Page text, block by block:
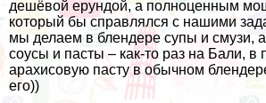
дешёвой ерундой, а полноценным
который бы справлялся с нашими
мы делаем в блендере супы и смузи,
соусы и пасты – как-то раз на Бали, в
арахисовую пасту в обычном
его))